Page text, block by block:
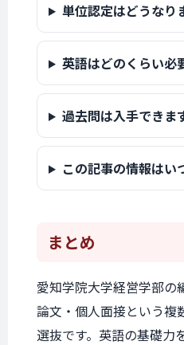
単位認定はどうなり
英語はどのくらい必
過去問は入手できま
この記事の情報はい
まとめ
愛知学院大学経営学部の
論文・個人面接という複
選抜です。英語の基礎力